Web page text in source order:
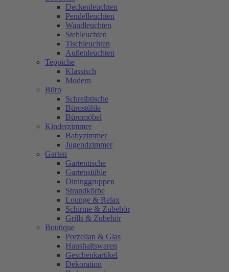
Deckenleuchten
Pendelleuchten
Wandleuchten
Stehleuchten
Tischleuchten
Außenleuchten
Teppiche
Klassisch
Modern
Büro
Schreibtische
Bürostühle
Büromöbel
Kinderzimmer
Babyzimmer
Jugendzimmer
Garten
Gartentische
Gartenstühle
Dininggruppen
Strandkörbe
Lounge & Relax
Schirme & Zubehör
Grills & Zubehör
Boutique
Porzellan & Glas
Haushaltswaren
Geschenkartikel
Dekoration